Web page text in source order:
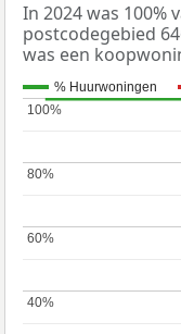
In 2024 was 100%
postcodegebied
was een
% Huurwoningen
40%
40%
60%
60%
80%
80%
100%
100%